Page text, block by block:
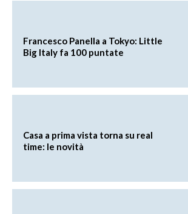
Francesco Panella a Tokyo: Little
Big Italy fa 100 puntate
Casa a prima vista torna su real
time: le novità